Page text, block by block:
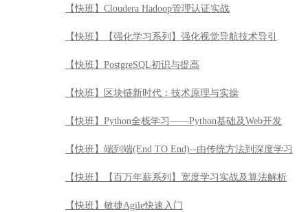
【快班】Cloudera Hadoop管理认证实战
【快班】【强化学习系列】强化视觉导航技术导引
【快班】PostgreSQL初识与提高
【快班】区块链新时代：技术原理与实操
【快班】Python全栈学习——Python基础及Web开发
【快班】端到端(End TO End)--由传统方法到深度学习
【快班】【百万年薪系列】宽度学习实战及算法解析
【快班】敏捷Agile快速入门